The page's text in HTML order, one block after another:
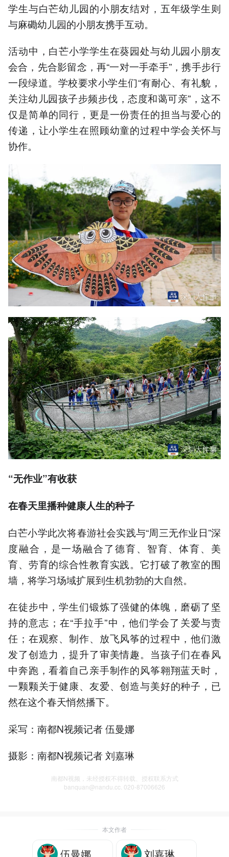
学生与白芒幼儿园的小朋友结对，五年级学生则
与麻磡幼儿园的小朋友携手互动。
活动中，白芒小学学生在葵园处与幼儿园小朋友
会合，先合影留念，再“一对一手牵手”，携手步行
一段绿道。学校要求小学生们“有耐心、有礼貌，
关注幼儿园孩子步频步伐，态度和蔼可亲”，这不
仅是简单的同行，更是一份责任的担当与爱心的
传递，让小学生在照顾幼童的过程中学会关怀与
协作。
“无作业”有收获
在春天里播种健康人生的种子
白芒小学此次将春游社会实践与“周三无作业日”深
度融合，是一场融合了德育、智育、体育、美
育、劳育的综合性教育实践。它打破了教室的围
墙，将学习场域扩展到生机勃勃的大自然。
在徒步中，学生们锻炼了强健的体魄，磨砺了坚
持的意志；在“手拉手”中，他们学会了关爱与责
任；在观察、制作、放飞风筝的过程中，他们激
发了创造力，提升了审美情趣。当孩子们在春风
中奔跑，看着自己亲手制作的风筝翱翔蓝天时，
一颗颗关于健康、友爱、创造与美好的种子，已
然在这个春天悄然播下。
采写：南都N视频记者 伍曼娜
摄影：南都N视频记者 刘嘉琳
南都N视频，未经授权不得转载、授权联系方式
banquan@nandu.cc. 020-87006626
本文作者
伍曼娜 刘嘉琳